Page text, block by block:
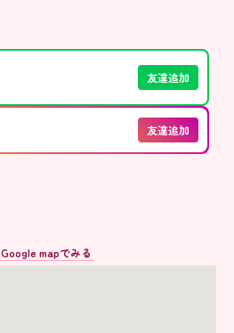
友達追加
友達追加
Google mapでみる